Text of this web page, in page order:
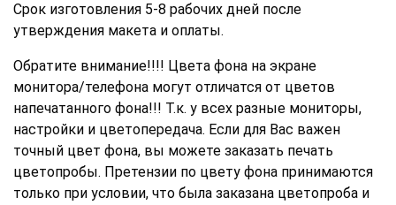
Срок изготовления 5-8 рабочих дней после
утверждения макета и оплаты.
Обратите внимание!!!! Цвета фона на экране
монитора/телефона могут отличатся от цветов
напечатанного фона!!! Т.к. у всех разные мониторы,
настройки и цветопередача. Если для Вас важен
точный цвет фона, вы можете заказать печать
цветопробы. Претензии по цвету фона принимаются
только при условии, что была заказана цветопроба и